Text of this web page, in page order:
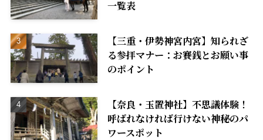
一覧表
【三重・伊勢神宮内宮】知られざ
る参拝マナー：お賽銭とお願い事
のポイント
【奈良・玉置神社】不思議体験！
呼ばれなければ行けない神秘のパ
ワースポット